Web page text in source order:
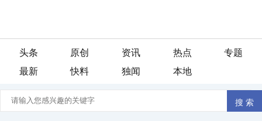
头条 原创 资讯 热点
专题
最新
快料 独闻 本地